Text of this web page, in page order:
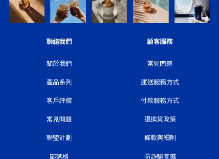
聯絡我們
關於我們
產品系列
客戶評價
常見問題
聯盟計劃
部落格
顧客服務
常見問題
運送服務方式
付款服務方式
退換貨政策
條款與細則
防詐騙宣導